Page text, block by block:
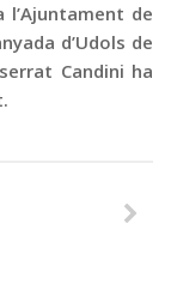
l’Ajuntament de
d’Udols de
Candini ha